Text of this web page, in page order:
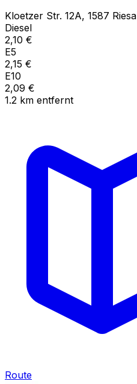
Kloetzer Str. 12A, 1587 Riesa
Diesel
2,10 €
E5
2,15 €
E10
2,09 €
1.2 km entfernt
Route